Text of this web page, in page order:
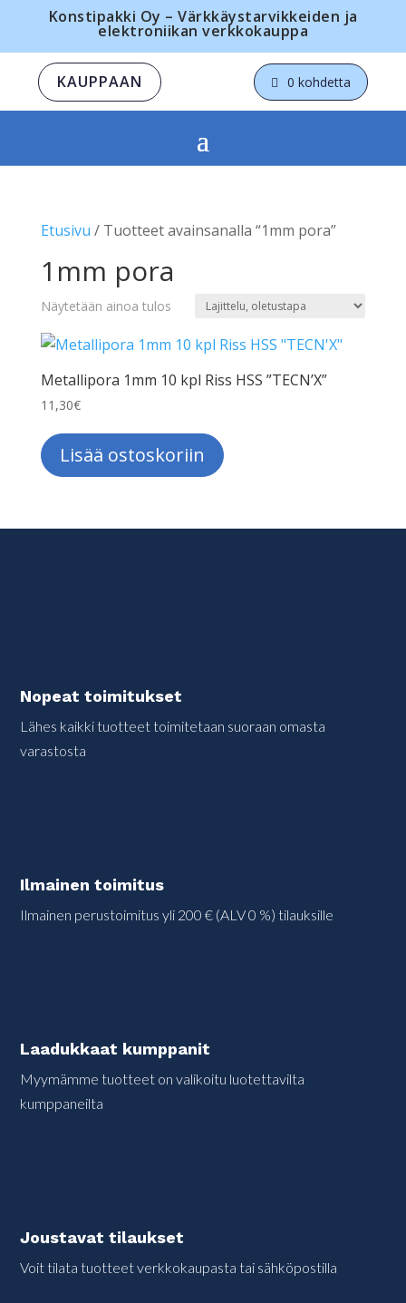
Konstipakki Oy – Värkkäystarvikkeiden ja
elektroniikan verkkokauppa
KAUPPAAN 0 kohdetta
Etusivu / Tuotteet avainsanalla “1mm pora”
1mm pora
Näytetään ainoa tulos
Metallipora 1mm 10 kpl Riss HSS ”TECN’X”
11,30€
Lisää ostoskoriin
Nopeat toimitukset
Lähes kaikki tuotteet toimitetaan suoraan omasta
varastosta
Ilmainen toimitus
Ilmainen perustoimitus yli 200 € (ALV 0 %) tilauksille
Laadukkaat kumppanit
Myymämme tuotteet on valikoitu luotettavilta
kumppaneilta
Joustavat tilaukset
Voit tilata tuotteet verkkokaupasta tai sähköpostilla